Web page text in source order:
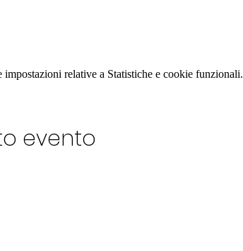
impostazioni relative a Statistiche e cookie funzionali.
evento